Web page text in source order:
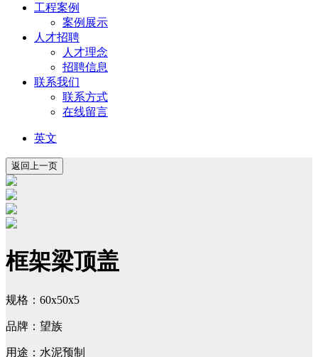
工程案例
案例展示
人才招聘
人才理念
招聘信息
联系我们
联系方式
在线留言
英文
框架梁顶盖
规格：60x50x5
品牌：望族
用途：水泥预制